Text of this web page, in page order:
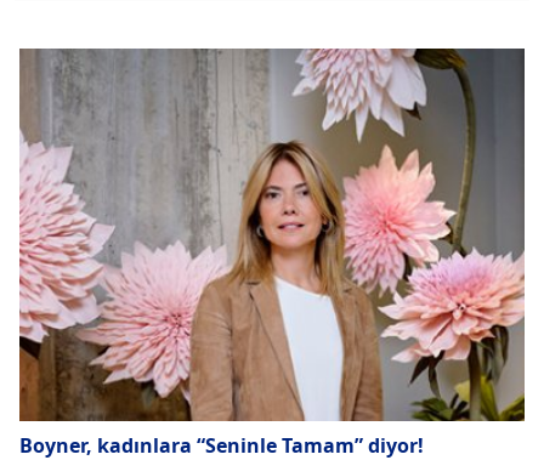
Boyner, kadınlara “Seninle Tamam” diyor!